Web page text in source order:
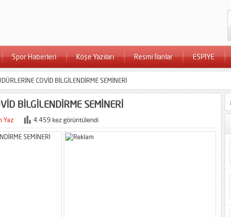
Spor Haberleri Köşe Yazıları Resmi İlanlar ESPİYE
COVİD BİLGİLENDİRME SEMİNERİ
BİLGİLENDİRME SEMİNERİ
Yaz 4.459 kez görüntülendi